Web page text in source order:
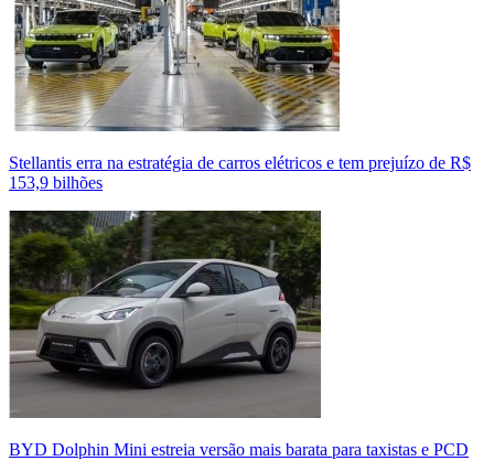
Stellantis erra na estratégia de carros elétricos e tem prejuízo de R$
153,9 bilhões
BYD Dolphin Mini estreia versão mais barata para taxistas e PCD